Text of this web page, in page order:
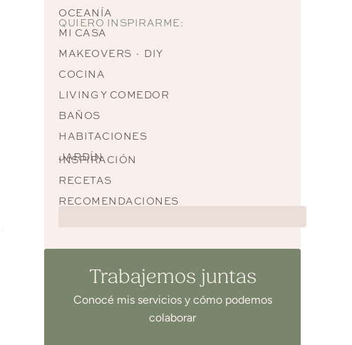
OCEANÍA
QUIERO INSPIRARME:
MI CASA
MAKEOVERS · DIY
COCINA
LIVING Y COMEDOR
BAÑOS
HABITACIONES
JARDÍN
INSPIRACIÓN
RECETAS
RECOMENDACIONES
Trabajemos juntas
Conocé mis servicios y cómo podemos
colaborar